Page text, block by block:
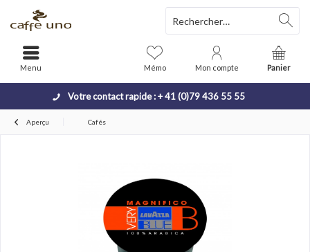
Votre contact rapide : + 41 (0)79 436 55 55
Panier
Mémo Mon compte
Menu
Aperçu Cafés